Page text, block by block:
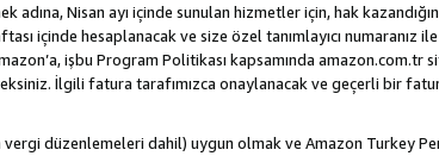
Nisan ayı içinde sunulan hizmetler için, hak
içinde hesaplanacak ve size özel tanımlayıcı numaranız
işbu Program Politikası kapsamında amazon.com.tr
İlgili fatura tarafımızca onaylanacak ve geçerli bir fatura
düzenlemeleri dahil) uygun olmak ve Amazon Turkey